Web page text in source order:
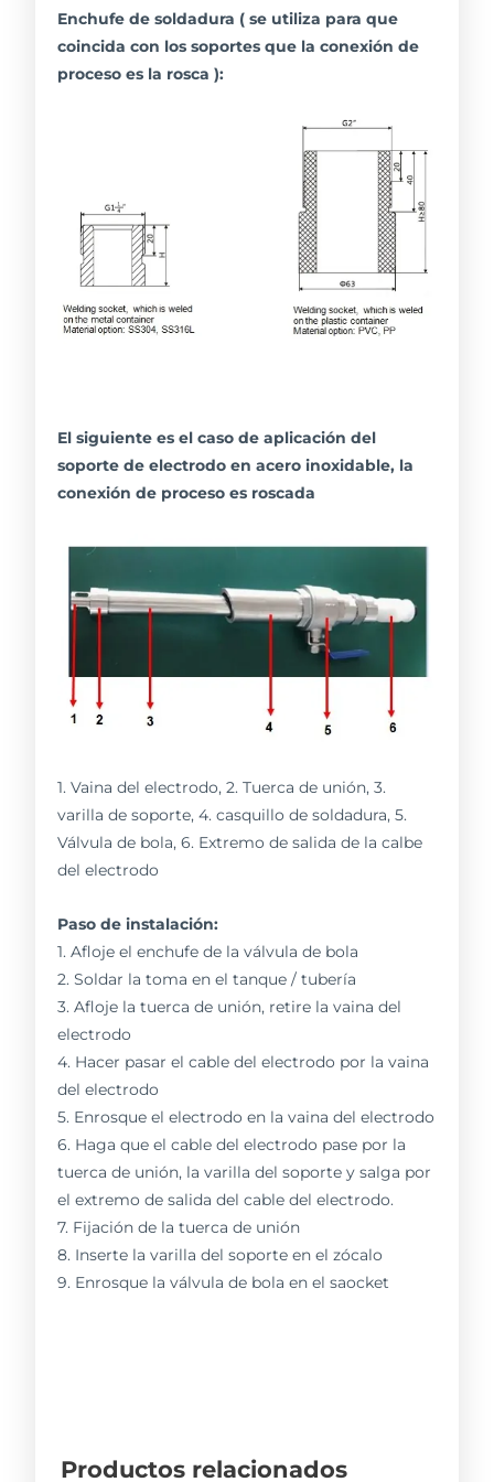
Enchufe de soldadura ( se utiliza para que
coincida con los soportes que la conexión de
proceso es la rosca ):
El siguiente es el caso de aplicación del
soporte de electrodo en acero inoxidable, la
conexión de proceso es roscada
1. Vaina del electrodo, 2. Tuerca de unión, 3.
varilla de soporte, 4. casquillo de soldadura, 5.
Válvula de bola, 6. Extremo de salida de la calbe
del electrodo
Paso de instalación:
1. Afloje el enchufe de la válvula de bola
2. Soldar la toma en el tanque / tubería
3. Afloje la tuerca de unión, retire la vaina del
electrodo
4. Hacer pasar el cable del electrodo por la vaina
del electrodo
5. Enrosque el electrodo en la vaina del electrodo
6. Haga que el cable del electrodo pase por la
tuerca de unión, la varilla del soporte y salga por
el extremo de salida del cable del electrodo.
7. Fijación de la tuerca de unión
8. Inserte la varilla del soporte en el zócalo
9. Enrosque la válvula de bola en el saocket
Productos relacionados